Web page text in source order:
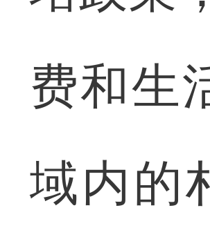
费和生
域内的